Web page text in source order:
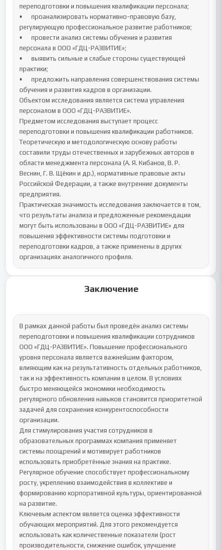
переподготовки и повышения квалификации персонала;
•	проанализировать нормативно-правовую базу,
регулирующую профессиональное развитие работников;
•	провести анализ системы обучения и развития
персонала в ООО «ГДЦ-РАЗВИТИЕ»;
•	выявить сильные и слабые стороны существующей
практики;
•	предложить направления совершенствования системы
обучения и развития кадров в организации.
Объектом исследования является система управления
персоналом в ООО «ГДЦ-РАЗВИТИЕ».
Предметом исследования выступает процесс
переподготовки и повышения квалификации работников.
Теоретическую и методологическую основу работы
составили труды отечественных и зарубежных авторов в
области менеджмента персонала (А. Я. Кибанов, В. Р.
Веснин, Г. В. Щёкин и др.), нормативные правовые акты
Российской Федерации, а также внутренние документы
предприятия.
Практическая значимость исследования заключается в том,
что результаты анализа и предложенные рекомендации
могут быть использованы в ООО «ГДЦ-РАЗВИТИЕ» для
повышения эффективности системы подготовки и
переподготовки кадров, а также применены в других
организациях аналогичного профиля.
Заключение
В рамках данной работы был проведён анализ системы
переподготовки и повышения квалификации сотрудников
ООО «ГДЦ-РАЗВИТИЕ». Повышение профессионального
уровня персонала является важнейшим фактором,
влияющим как на результативность отдельных работников,
так и на эффективность компании в целом. В условиях
быстро меняющейся экономики необходимость
регулярного обновления навыков становится приоритетной
задачей для сохранения конкурентоспособности
организации.
Для стимулирования участия сотрудников в
образовательных программах компания применяет
системы поощрений и мотивирует работников
использовать приобретённые знания на практике.
Регулярное обучение способствует профессиональному
росту, укреплению взаимодействия в коллективе и
формированию корпоративной культуры, ориентированной
на развитие.
Ключевым аспектом является оценка эффективности
обучающих мероприятий. Для этого рекомендуется
использовать как количественные показатели (рост
производительности, снижение ошибок, улучшение